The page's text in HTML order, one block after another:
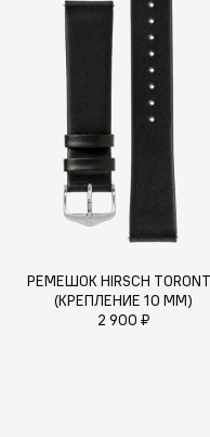
РЕМЕШОК HIRSCH
(КРЕПЛЕНИЕ 10 ММ)
2 900 ₽